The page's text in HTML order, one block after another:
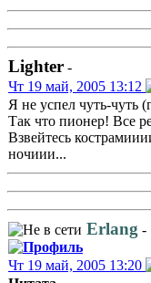
Lighter -
Чт 19 май, 2005 13:12
Я не успел чуть-чуть
Так что пионер! Все
Взвейтесь
ночиии...
Erlang -
Чт 19 май, 2005 13:20